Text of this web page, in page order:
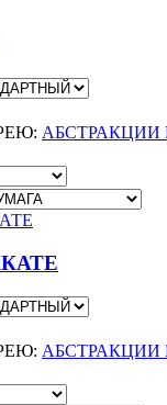
АБСТРАКЦИИ
АБСТРАКЦИИ